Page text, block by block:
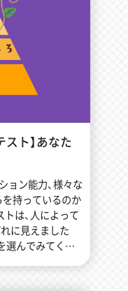
スト】あなた
ョン能力、様々な
持っているのか
は、人によって
に見えました
選んでみてくだ